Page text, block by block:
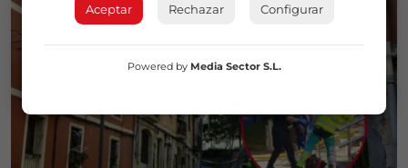
Aceptar Rechazar Configurar
Powered by Media Sector S.L.